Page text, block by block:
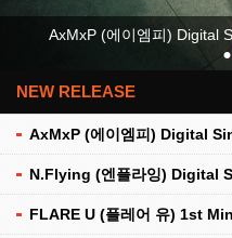
AxMxP (에이엠피) Digital
NEW RELEASE
AxMxP (에이엠피) Digital
N.Flying (엔플라잉) Digital